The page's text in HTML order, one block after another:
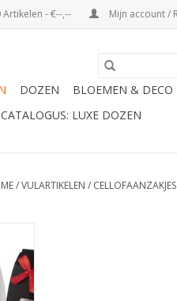
Artikelen - €--,-- Mijn account /
DOZEN
BLOEMEN & DECO
CATALOGUS: LUXE DOZEN
/VULARTIKELEN / CELLOFAANZAKJES